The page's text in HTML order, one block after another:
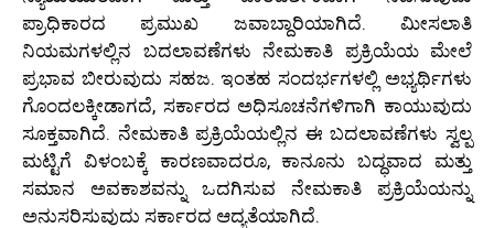
ಪ್ರಾಧಿಕಾರದ ಪ್ರಮುಖ ಜವಾಬ್ದಾರಿಯಾಗಿದೆ. ಮೀಸಲಾತಿ
ನಿಯಮಗಳಲ್ಲಿನ ಬದಲಾವಣೆಗಳು ನೇಮಕಾತಿ ಪ್ರಕ್ರಿಯೆಯ ಮೇಲೆ
ಪ್ರಭಾವ ಬೀರುವುದು ಸಹಜ. ಇಂತಹ ಸಂದರ್ಭಗಳಲ್ಲಿ ಅಭ್ಯರ್ಥಿಗಳು
ಗೊಂದಲಕ್ಕೀಡಾಗದೆ, ಸರ್ಕಾರದ ಅಧಿಸೂಚನೆಗಳಿಗಾಗಿ ಕಾಯುವುದು
ಸೂಕ್ತವಾಗಿದೆ. ನೇಮಕಾತಿ ಪ್ರಕ್ರಿಯೆಯಲ್ಲಿನ ಈ ಬದಲಾವಣೆಗಳು ಸ್ವಲ್ಪ
ಮಟ್ಟಿಗೆ ವಿಳಂಬಕ್ಕೆ ಕಾರಣವಾದರೂ, ಕಾನೂನು ಬದ್ಧವಾದ ಮತ್ತು
ಸಮಾನ ಅವಕಾಶವನ್ನು ಒದಗಿಸುವ ನೇಮಕಾತಿ ಪ್ರಕ್ರಿಯೆಯನ್ನು
ಅನುಸರಿಸುವುದು ಸರ್ಕಾರದ ಆದ್ಯತೆಯಾಗಿದೆ.